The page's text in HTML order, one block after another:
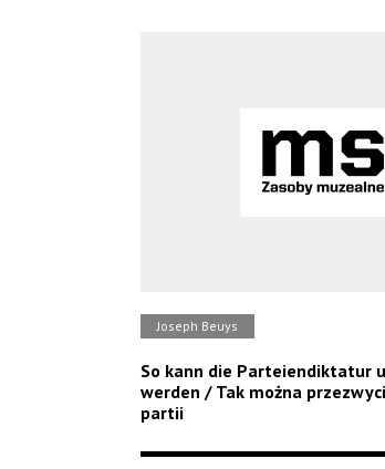
Joseph Beuys
So kann die Parteiendiktatur
werden / Tak można
partii